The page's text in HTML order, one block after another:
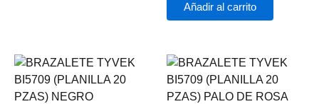
Añadir al carrito